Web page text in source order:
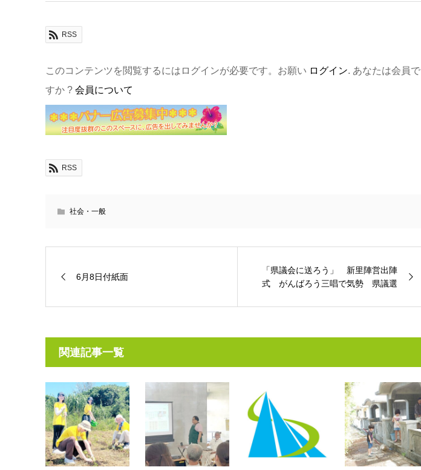
RSS
このコンテンツを閲覧するにはログインが必要です。お願い ログイン. あなたは会員で
すか ? 会員について
RSS
社会・一般
6月8日付紙面
「県議会に送ろう」 新里陣営出陣
式 がんばろう三唱で気勢 県議選
関連記事一覧